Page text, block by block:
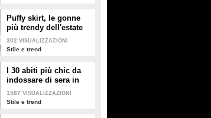
Puffy skirt, le gonne
più trendy dell'estate
2026 sono quelle a
palloncino
302 VISUALIZZAZIONI
Stile e trend
I 30 abiti più chic da
indossare di sera in
estate
1587 VISUALIZZAZIONI
Stile e trend
che non ha paura del lupo